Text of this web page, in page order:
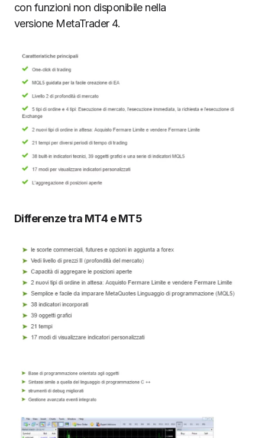
con funzioni non disponibile nella
versione MetaTrader 4.
Differenze tra MT4 e MT5